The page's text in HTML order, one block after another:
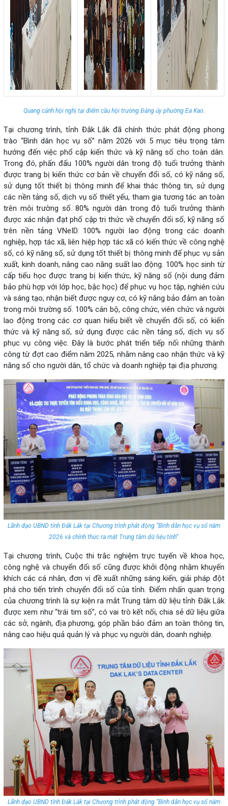
Quang cảnh hội nghị tại điểm cầu hội trường Đảng ủy phường Ea Kao.
Tại chương trình, tỉnh Đắk Lắk đã chính thức phát động phong
trào “Bình dân học vụ số” năm 2026 với 5 mục tiêu trọng tâm
hướng đến việc phổ cập kiến thức và kỹ năng số cho toàn dân.
Trong đó, phấn đấu 100% người dân trong độ tuổi trưởng thành
được trang bị kiến thức cơ bản về chuyển đổi số, có kỹ năng số,
sử dụng tốt thiết bị thông minh để khai thác thông tin, sử dụng
các nền tảng số, dịch vụ số thiết yếu, tham gia tương tác an toàn
trên môi trường số. 80% người dân trong độ tuổi trưởng thành
được xác nhận đạt phổ cập tri thức về chuyển đổi số, kỹ năng số
trên nền tảng VNeID. 100% người lao động trong các doanh
nghiệp, hợp tác xã, liên hiệp hợp tác xã có kiến thức về công nghệ
số, có kỹ năng số, sử dụng tốt thiết bị thông minh để phục vụ sản
xuất, kinh doanh, nâng cao năng suất lao động. 100% học sinh từ
cấp tiểu học được trang bị kiến thức, kỹ năng số (nội dung đảm
bảo phù hợp với lớp học, bậc học) để phục vụ học tập, nghiên cứu
và sáng tạo, nhận biết được nguy cơ, có kỹ năng bảo đảm an toàn
trong môi trường số. 100% cán bộ, công chức, viên chức và người
lao động trong các cơ quan hiểu biết về chuyển đổi số, có kiến
thức và kỹ năng số, sử dụng được các nền tảng số, dịch vụ số
phục vụ công việc. Đây là bước phát triển tiếp nối những thành
công từ đợt cao điểm năm 2025, nhằm nâng cao nhận thức và kỹ
năng số cho người dân, tổ chức và doanh nghiệp tại địa phương.
Lãnh đạo UBND tỉnh Đắk Lắk tại Chương trình phát động “Bình dân học vụ số năm
2026 và chính thức ra mắt Trung tâm dữ liệu tỉnh”.
Tại chương trình, Cuộc thi trắc nghiệm trực tuyến về khoa học,
công nghệ và chuyển đổi số cũng được khởi động nhằm khuyến
khích các cá nhân, đơn vị đề xuất những sáng kiến, giải pháp đột
phá cho tiến trình chuyển đổi số của tỉnh. Điểm nhấn quan trọng
của chương trình là sự kiện ra mắt Trung tâm dữ liệu tỉnh Đắk Lắk
được xem như “trái tim số”, có vai trò kết nối, chia sẻ dữ liệu giữa
các sở, ngành, địa phương, góp phần bảo đảm an toàn thông tin,
nâng cao hiệu quả quản lý và phục vụ người dân, doanh nghiệp.
Lãnh đạo UBND tỉnh Đắk Lắk tại Chương trình phát động “Bình dân học vụ số năm